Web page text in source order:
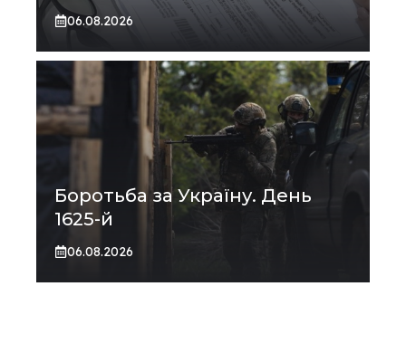
06.08.2026
Боротьба за Україну. День
1625-й
06.08.2026